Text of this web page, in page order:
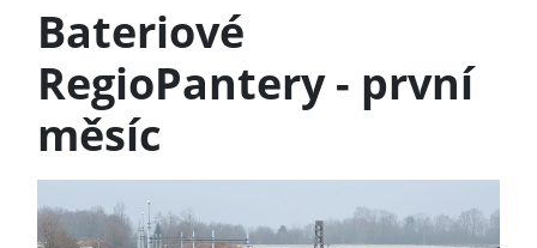
Bateriové
RegioPantery - první
měsíc